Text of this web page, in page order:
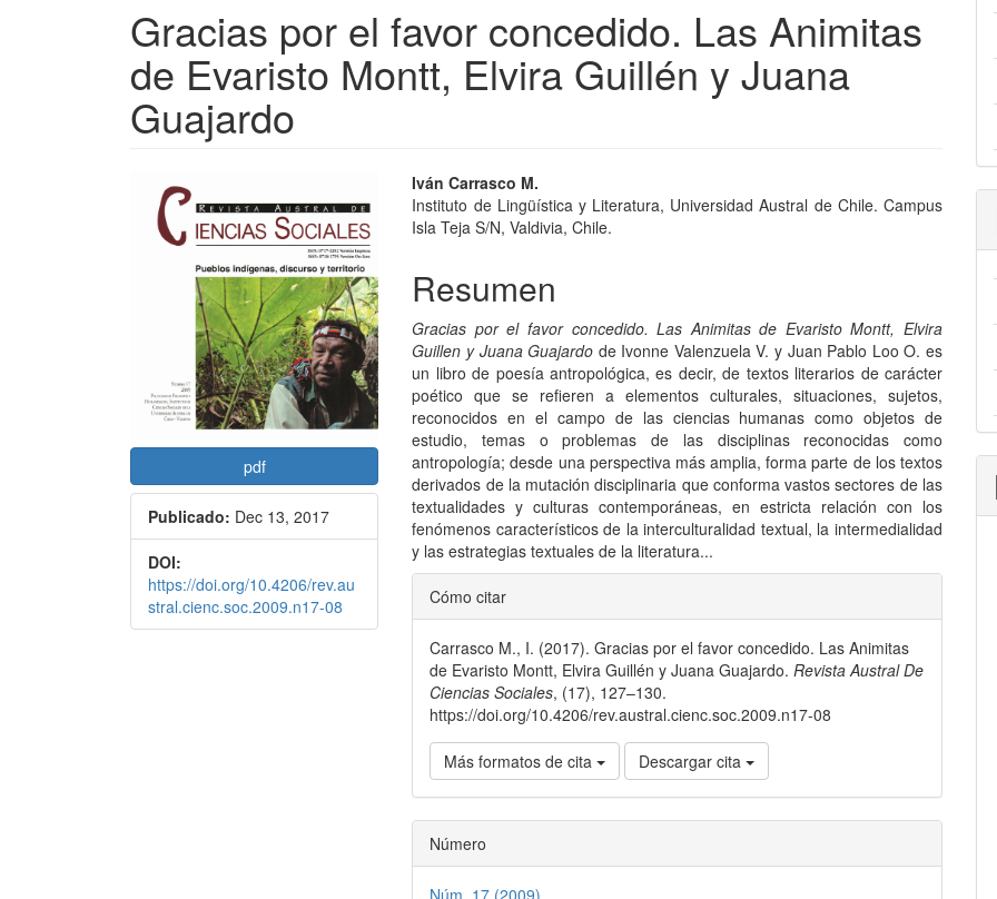
Gracias por el favor concedido. Las Animitas
de Evaristo Montt, Elvira Guillén y Juana
Guajardo
Barra
lateral
del
artículo
pdf
Publicado: Dec 13, 2017
DOI:
https://doi.org/10.4206/rev.au
stral.cienc.soc.2009.n17-08
Contenido
principal
artículo
Iván Carrasco M.
Instituto de Lingüística y Literatura, Universidad Austral de Chile. Campus
Isla Teja S/N, Valdivia, Chile.
Resumen
Gracias por el favor concedido. Las Animitas de Evaristo Montt, Elvira
Guillen y Juana Guajardo de Ivonne Valenzuela V. y Juan Pablo Loo O. es
un libro de poesía antropológica, es decir, de textos literarios de carácter
poético que se refieren a elementos culturales, situaciones, sujetos,
reconocidos en el campo de las ciencias humanas como objetos de
estudio, temas o problemas de las disciplinas reconocidas como
antropología; desde una perspectiva más amplia, forma parte de los textos
derivados de la mutación disciplinaria que conforma vastos sectores de las
textualidades y culturas contemporáneas, en estricta relación con los
fenómenos característicos de la interculturalidad textual, la intermedialidad
y las estrategias textuales de la literatura...
Detalles
del
artículo
Cómo citar
Carrasco M., I. (2017). Gracias por el favor concedido. Las Animitas
de Evaristo Montt, Elvira Guillén y Juana Guajardo.Revista Austral De
Ciencias Sociales, (17), 127–130.
https://doi.org/10.4206/rev.austral.cienc.soc.2009.n17-08
Más formatos de cita Descargar cita
Número